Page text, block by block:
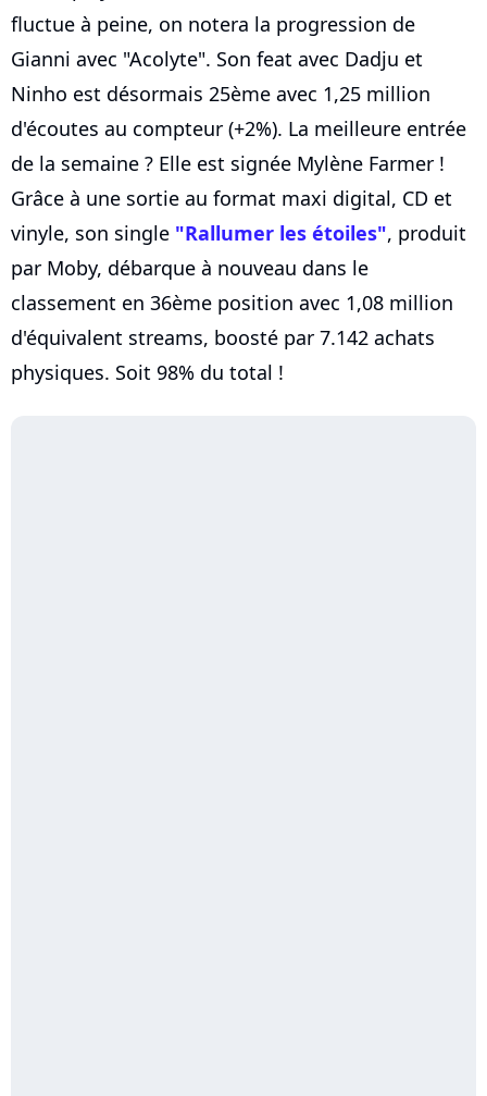
fluctue à peine, on notera la progression de
Gianni avec "Acolyte". Son feat avec Dadju et
Ninho est désormais 25ème avec 1,25 million
d'écoutes au compteur (+2%). La meilleure entrée
de la semaine ? Elle est signée Mylène Farmer !
Grâce à une sortie au format maxi digital, CD et
vinyle, son single "Rallumer les étoiles", produit
par Moby, débarque à nouveau dans le
classement en 36ème position avec 1,08 million
d'équivalent streams, boosté par 7.142 achats
physiques. Soit 98% du total !